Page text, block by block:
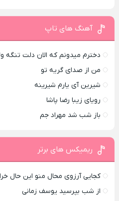
آهنگ های تاپ
دخترم میدونم که الان دلت تنگه
من از صدای گريه تو
شیرین آی یارم شیرینه
رویای زیبا رضا پاشا
باز شب شد مهراد جم
ریمیکس های برتر
کجایی آرزوی محال منو این حال
از شب بپرسید یوسف زمانی